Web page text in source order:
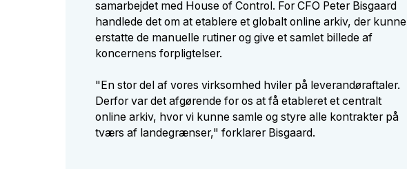
samarbejdet med House of Control. For CFO Peter Bisgaard
handlede det om at etablere et globalt online arkiv, der kunne
erstatte de manuelle rutiner og give et samlet billede af
koncernens forpligtelser.
"En stor del af vores virksomhed hviler på leverandøraftaler.
Derfor var det afgørende for os at få etableret et centralt
online arkiv, hvor vi kunne samle og styre alle kontrakter på
tværs af landegrænser," forklarer Bisgaard.